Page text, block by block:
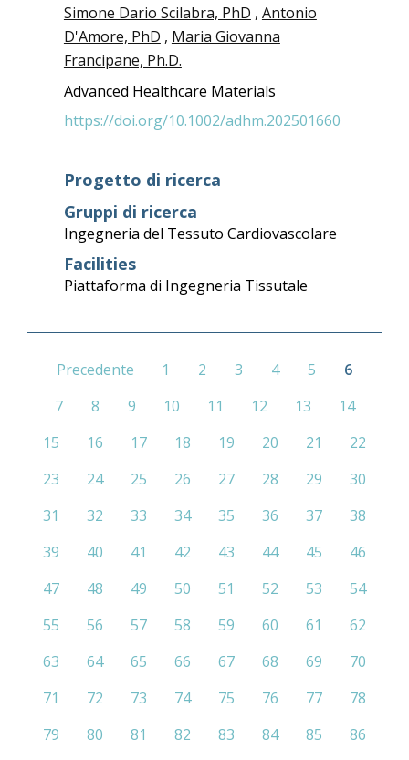
Simone Dario Scilabra, PhD , Antonio
D'Amore, PhD , Maria Giovanna
Francipane, Ph.D.
Advanced Healthcare Materials
https://doi.org/10.1002/adhm.202501660
Progetto di ricerca
Gruppi di ricerca
Ingegneria del Tessuto Cardiovascolare
Facilities
Piattaforma di Ingegneria Tissutale
Precedente 1 2 3 4 5
6
7
8 9 10 11 12 13
14
15
16 17 18 19 20 21
22
23
24 25 26 27 28 29
30
31
32 33 34 35 36 37
38
39
40 41 42 43 44 45
46
47
48 49 50 51 52 53
54
55
56 57 58 59 60 61
62
63
64 65 66 67 68 69
70
71
72 73 74 75 76 77
78
79
80 81 82 83 84 85
86